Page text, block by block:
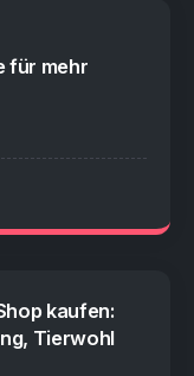
für mehr
kaufen:
Tierwohl